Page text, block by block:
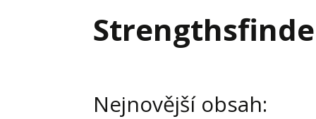
Interim management
Krizové řízení firmy
Nejnovější obsah: